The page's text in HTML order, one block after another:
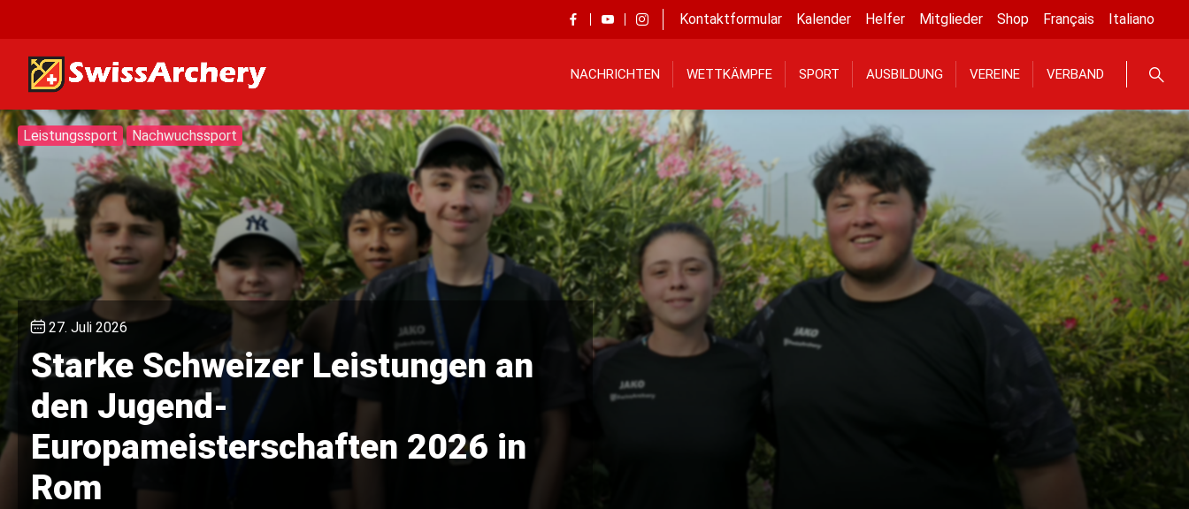
Kontaktformular Kalender Helfer Mitglieder Shop Français Italiano
NACHRICHTEN WETTKÄMPFE SPORT AUSBILDUNG VEREINE VERBAND
Leistungssport Nachwuchssport
27. Juli 2026
Starke Schweizer Leistungen an
den Jugend-
Europameisterschaften 2026 in
Rom